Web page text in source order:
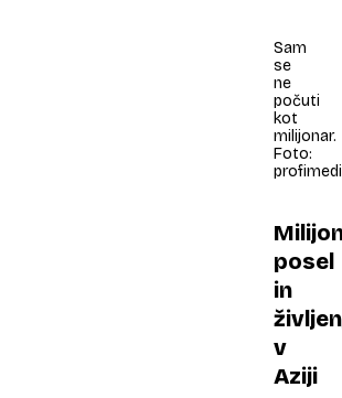
Sam
se
ne
počuti
kot
milijonar.
Foto:
posel
in
v
Aziji